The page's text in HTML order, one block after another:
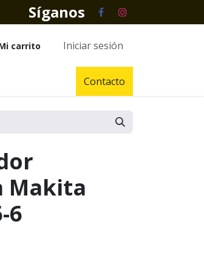
Síganos
carrito Iniciar sesión
Contacto
Makita
6